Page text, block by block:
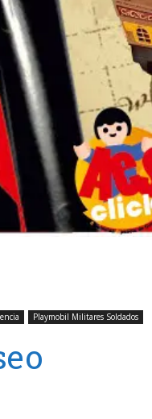
Playmobil Militares Soldados